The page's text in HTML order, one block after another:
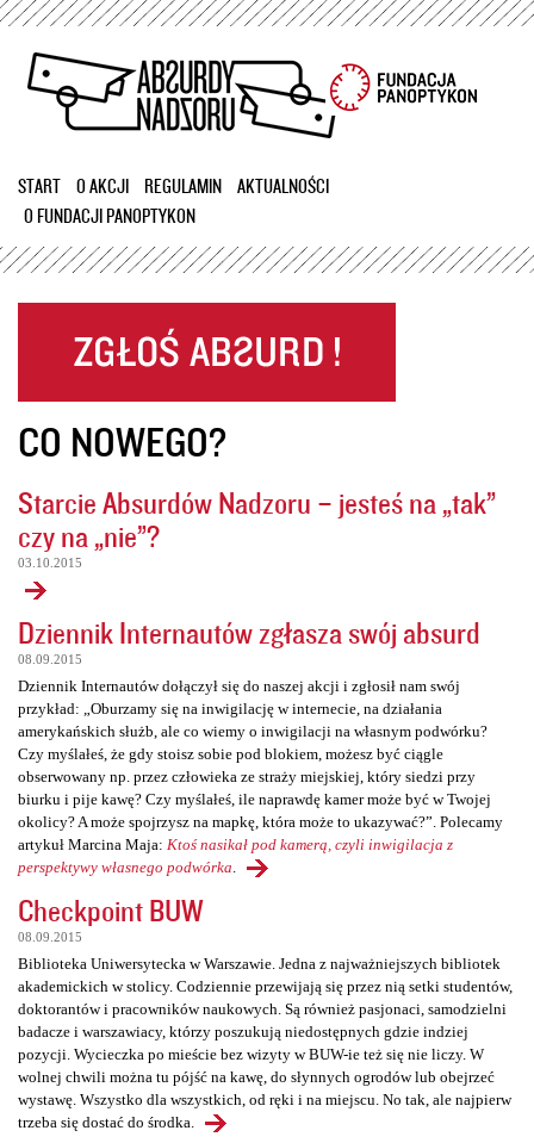
Przejdź
treści
START O AKCJI REGULAMIN
AKTUALNOŚCI
O FUNDACJI PANOPTYKON
CO NOWEGO?
Starcie Absurdów Nadzoru – jesteś na „tak”
czy na „nie”?
03.10.2015
Dziennik Internautów zgłasza swój absurd
08.09.2015
Dziennik Internautów dołączył się do naszej akcji i zgłosił nam swój
przykład: „Oburzamy się na inwigilację w internecie, na działania
amerykańskich służb, ale co wiemy o inwigilacji na własnym podwórku?
Czy myślałeś, że gdy stoisz sobie pod blokiem, możesz być ciągle
obserwowany np. przez człowieka ze straży miejskiej, który siedzi przy
biurku i pije kawę? Czy myślałeś, ile naprawdę kamer może być w Twojej
okolicy? A może spojrzysz na mapkę, która może to ukazywać?”. Polecamy
artykuł Marcina Maja: Ktoś nasikał pod kamerą, czyli inwigilacja z
perspektywy własnego podwórka
Checkpoint BUW
08.09.2015
Biblioteka Uniwersytecka w Warszawie. Jedna z najważniejszych bibliotek
akademickich w stolicy. Codziennie przewijają się przez nią setki studentów,
doktorantów i pracowników naukowych. Są również pasjonaci, samodzielni
badacze i warszawiacy, którzy poszukują niedostępnych gdzie indziej
pozycji. Wycieczka po mieście bez wizyty w BUW-ie też się nie liczy. W
wolnej chwili można tu pójść na kawę, do słynnych ogrodów lub obejrzeć
wystawę. Wszystko dla wszystkich, od ręki i na miejscu. No tak, ale najpierw
trzeba się dostać do środka.